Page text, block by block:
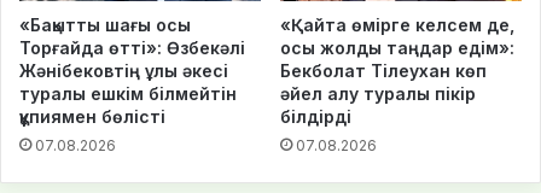
«Бақытты шағы осы
Торғайда өтті»: Өзбекәлі
Жәнібековтің ұлы әкесі
туралы ешкім білмейтін
құпиямен бөлісті
07.08.2026
«Қайта өмірге келсем де,
осы жолды таңдар едім»:
Бекболат Тілеухан көп
әйел алу туралы пікір
білдірді
07.08.2026